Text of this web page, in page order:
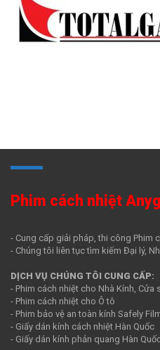
Phim cách nhiệt
- Cung cấp giải pháp, thi công Phim
- Chúng tôi liên tục tìm kiếm Đại lý,
DỊCH VỤ CHÚNG TÔI CUNG CẤP:
- Phim cách nhiệt cho Nhà Kính, Cửa
- Phim cách nhiệt cho Ô tô
- Phim bảo vệ an toàn kính Safely
- Giấy dán kính cách nhiệt Hàn Quốc
- Giấy dán kính phản quang Hàn